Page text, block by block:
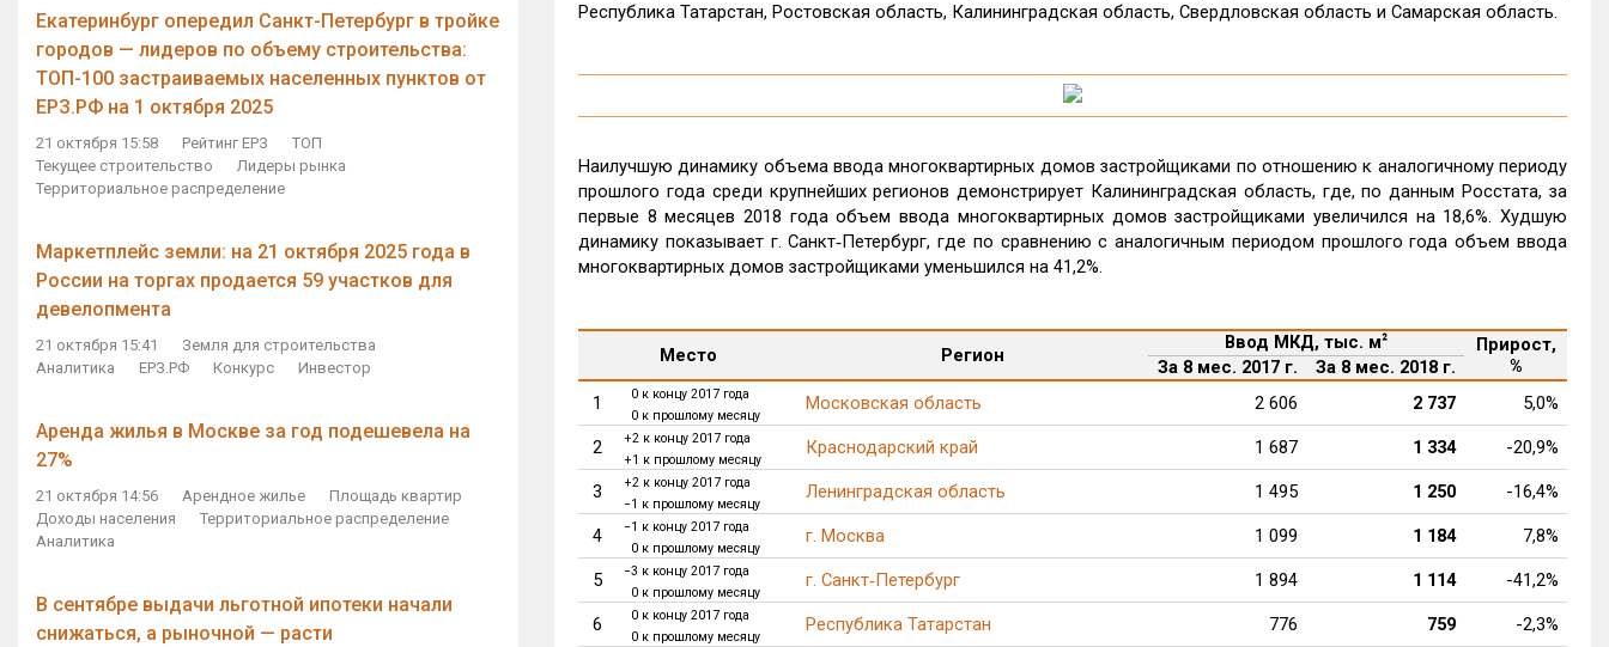
Екатеринбург опередил Санкт-Петербург в тройке
городов — лидеров по объему строительства:
ТОП-100 застраиваемых населенных пунктов от
ЕРЗ.РФ на 1 октября 2025
21 октября 15:58 Рейтинг ЕРЗ
ТОП
Текущее строительство
Лидеры рынка
Территориальное распределение
Маркетплейс земли: на 21 октября 2025 года в
России на торгах продается 59 участков для
девелопмента
21 октября 15:41
Земля для строительства
Аналитика
ЕРЗ.РФ Конкурс Инвестор
Аренда жилья в Москве за год подешевела на
27%
21 октября 14:56 Арендное жилье
Площадь квартир
Доходы населения
Территориальное распределение
Аналитика
В сентябре выдачи льготной ипотеки начали
снижаться, а рыночной — расти
Республика Татарстан, Ростовская область, Калининградская область, Свердловская область и Самарская область.
Наилучшую динамику объема ввода многоквартирных домов застройщиками по отношению к аналогичному периоду
прошлого года среди крупнейших регионов демонстрирует Калининградская область, где, по данным Росстата, за
первые 8 месяцев 2018 года объем ввода многоквартирных домов застройщиками увеличился на 18,6%. Худшую
динамику показывает г. Санкт‑Петербург, где по сравнению с аналогичным периодом прошлого года объем ввода
многоквартирных домов застройщиками уменьшился на 41,2%.
Место Регион
Ввод МКД, тыс. м²
Прирост,
%
За 8 мес. 2017 г.
За 8 мес. 2018 г.
1
0 к концу 2017 года
0 к прошлому месяцу
Московская область 2 606 2 737 5,0%
2
+2 к концу 2017 года
+1 к прошлому месяцу
Краснодарский край 1 687 1 334 -20,9%
3
+2 к концу 2017 года
−1 к прошлому месяцу
Ленинградская область 1 495 1 250 -16,4%
4
−1 к концу 2017 года
0 к прошлому месяцу
г. Москва 1 099 1 184 7,8%
5
−3 к концу 2017 года
0 к прошлому месяцу
г. Санкт‑Петербург 1 894 1 114 -41,2%
6
0 к концу 2017 года
0 к прошлому месяцу
Республика Татарстан 776 759 -2,3%